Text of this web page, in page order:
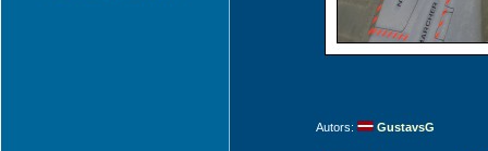
Autors: GustavsG